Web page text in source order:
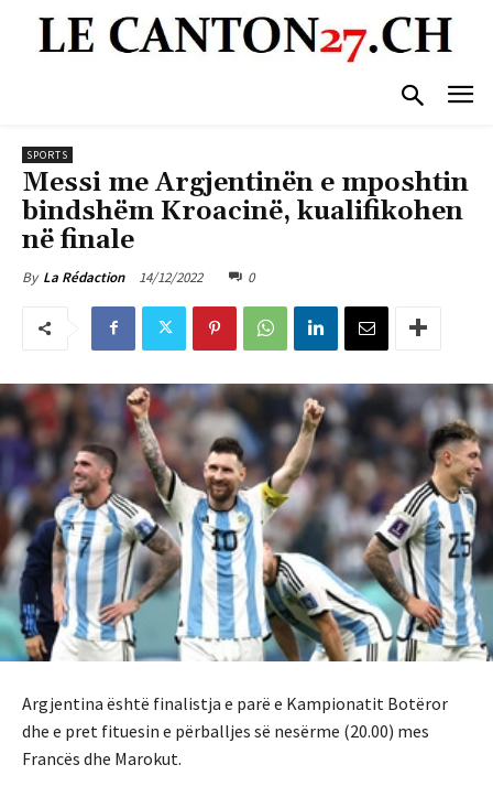
SPORTS
Messi me Argjentinën e mposhtin
bindshëm Kroacinë, kualifikohen
në finale
By La Rédaction 14/12/2022 0
Argjentina është finalistja e parë e Kampionatit Botëror
dhe e pret fituesin e përballjes së nesërme (20.00) mes
Francës dhe Marokut.